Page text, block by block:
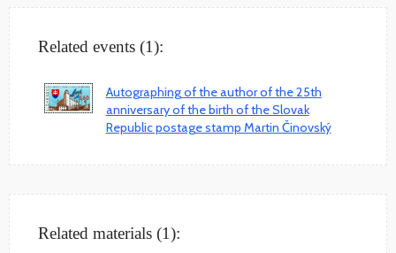
Related events (1):
Autographing of the author of the 25th
anniversary of the birth of the Slovak
Republic postage stamp Martin Činovský
Related materials (1):